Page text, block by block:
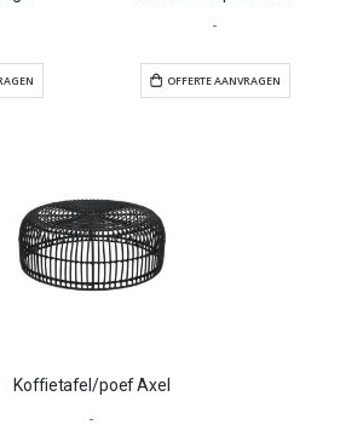
-
Koffietafel/poef Axel
-